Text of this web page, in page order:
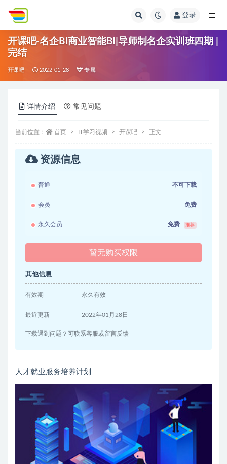
登录
开课吧-名企BI商业智能BI|导师制名企实训班四期 |
完结
开课吧 2022-01-28 专属
详情介绍 常见问题
当前位置： 首页 IT学习视频 开课吧 正文
资源信息
普通 不可下载
会员 免费
永久会员 免费 推荐
暂无购买权限
其他信息
有效期 永久有效
最近更新 2022年01月28日
下载遇到问题？可联系客服或留言反馈
人才就业服务培养计划